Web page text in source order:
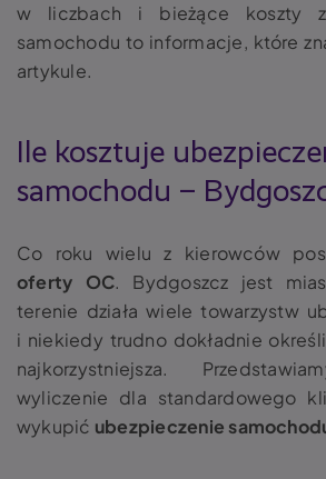
w liczbach i bieżące koszty
samochodu to informacje, które
artykule.
Ile kosztuje
samochodu –
Co roku wielu z kierowców
oferty OC. Bydgoszcz jest
terenie działa wiele towarzystw
i niekiedy trudno dokładnie
najkorzystniejsza.
wyliczenie dla standardowego
wykupić ubezpieczenie